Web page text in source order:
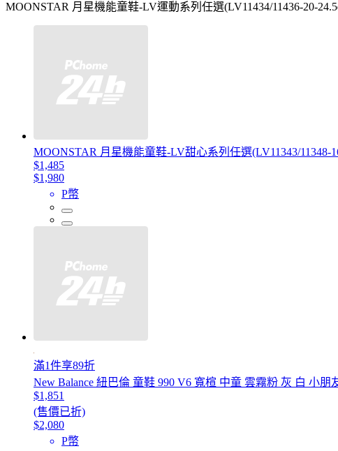
MOONSTAR 月星機能童鞋-LV運動系列任選(LV11434/11436-20-
MOONSTAR 月星機能童鞋-LV甜心系列任選(LV11343/11348-
$1,485
$1,980
P幣
滿1件享89折
New Balance 紐巴倫 童鞋 990 V6 寬楦 中童 雲霧粉 灰 白 小
$1,851
(售價已折)
$2,080
P幣